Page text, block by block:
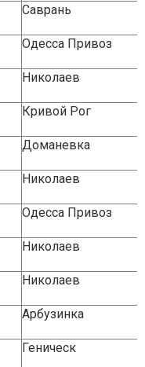
Саврань
Одесса Привоз
Николаев
Кривой Рог
Доманевка
Николаев
Одесса Привоз
Николаев
Николаев
Арбузинка
Геническ